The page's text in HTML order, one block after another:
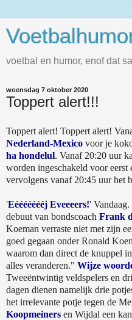
voetbal en humor, enof dat
woensdag 7 oktober 2020
Toppert alert!!!
Toppert alert! Toppert alert!
Nederland-Mexico voor je
ha hondelul. Vanaf 20:20 uur
worden ingeschakeld voor
vervolgens vanaf 20:45 uur het
'Eéééééééj Eveeeers!'
debuut van bondscoach Frank
Koeman verraste niet met zijn
goed gegaan onder Ronald
waarom dan direct de knuppel
alles veranderen." Wijze
Tweeëntwintig veldspelers en
dagen dienen namelijk drie
het irrelevante potje tegen de
Koopmeiners en Wijdal een